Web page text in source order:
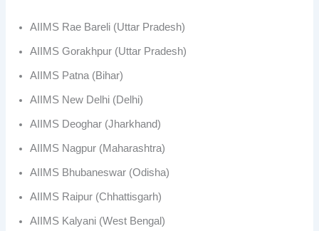
AIIMS Rae Bareli (Uttar Pradesh)
AIIMS Gorakhpur (Uttar Pradesh)
AIIMS Patna (Bihar)
AIIMS New Delhi (Delhi)
AIIMS Deoghar (Jharkhand)
AIIMS Nagpur (Maharashtra)
AIIMS Bhubaneswar (Odisha)
AIIMS Raipur (Chhattisgarh)
AIIMS Kalyani (West Bengal)